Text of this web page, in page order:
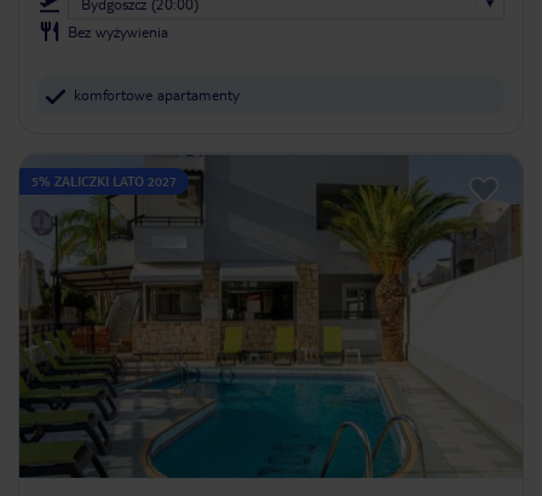
Bez wyżywienia
komfortowe apartamenty
5% ZALICZKI LATO 2027